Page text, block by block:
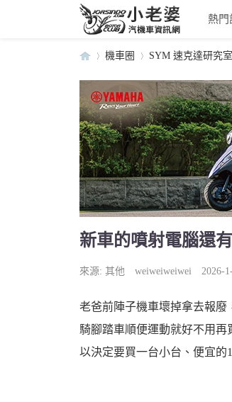
熱門
小›
機車圈
›
SYM 速克達研究室
新車的噴射電腦還
來源: 其他 weiweiweiwei 2026-
老爸前陣子機車壞掉拿去報廢
騎腳踏車順便運動就好不用
以決定要買一台小台、便宜的